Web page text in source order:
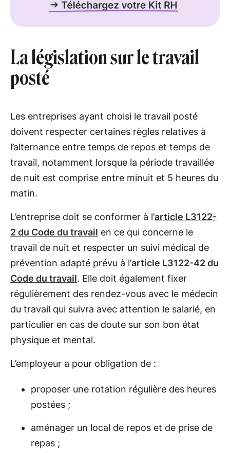
La législation sur le travail
posté
Les entreprises ayant choisi le travail posté
doivent respecter certaines règles relatives à
l’alternance entre temps de repos et temps de
travail, notamment lorsque la période travaillée
de nuit est comprise entre minuit et 5 heures du
matin.
L’entreprise doit se conformer à l’article L3122-
2 du Code du travail en ce qui concerne le
travail de nuit et respecter un suivi médical de
prévention adapté prévu à l’article L3122-42 du
Code du travail. Elle doit également fixer
régulièrement des rendez-vous avec le médecin
du travail qui suivra avec attention le salarié, en
particulier en cas de doute sur son bon état
physique et mental.
L’employeur a pour obligation de :
proposer une rotation régulière des heures
postées ;
aménager un local de repos et de prise de
repas ;